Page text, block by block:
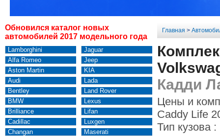
Обновился каталог новых
автомобилей 2017 модельного года
Lamborghini
Alfa Romeo
Aston Martin
Audi
Bentley
BMW
Brilliance
Cadillac
Changan
Jaguar
Jeep
KIA
Lada
Land Rover
Lexus
Lifan
Luxgen
Maserati
Главная >
Кадди
Цены и
Caddy Life
Тип кузова :